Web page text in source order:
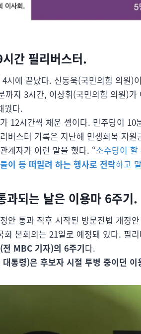
간 필리버스터.
시에 끝났다. 신동욱(국민의힘 의원)
까지 3시간, 이상휘(국민의힘 의원)
웠다.
12시간씩 채운 셈이다. 민주당이 10
버스터 기록은 지난해 민생회복 지
계자가 이런 말을 했다. “소수당이
이 등 떠밀려 하는 행사로 전락하고
과되는 날은 이용마 6주기.
안 통과 직후 시작된 방문진법 개정
회 본회의는 21일로 예정돼 있다. 필
전 MBC 기자)의 6주기다.
통령)은 후보자 시절 투병 중이던